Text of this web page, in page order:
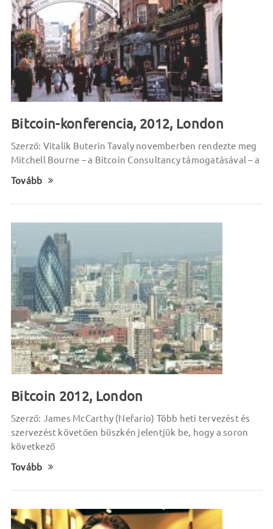
Bitcoin-konferencia, 2012, London
Szerző: Vitalik Buterin Tavaly novemberben rendezte meg
Mitchell Bourne – a Bitcoin Consultancy támogatásával – a
Tovább
Bitcoin 2012, London
Szerző: James McCarthy (Nefario) Több heti tervezést és
szervezést követően büszkén jelentjük be, hogy a soron
következő
Tovább